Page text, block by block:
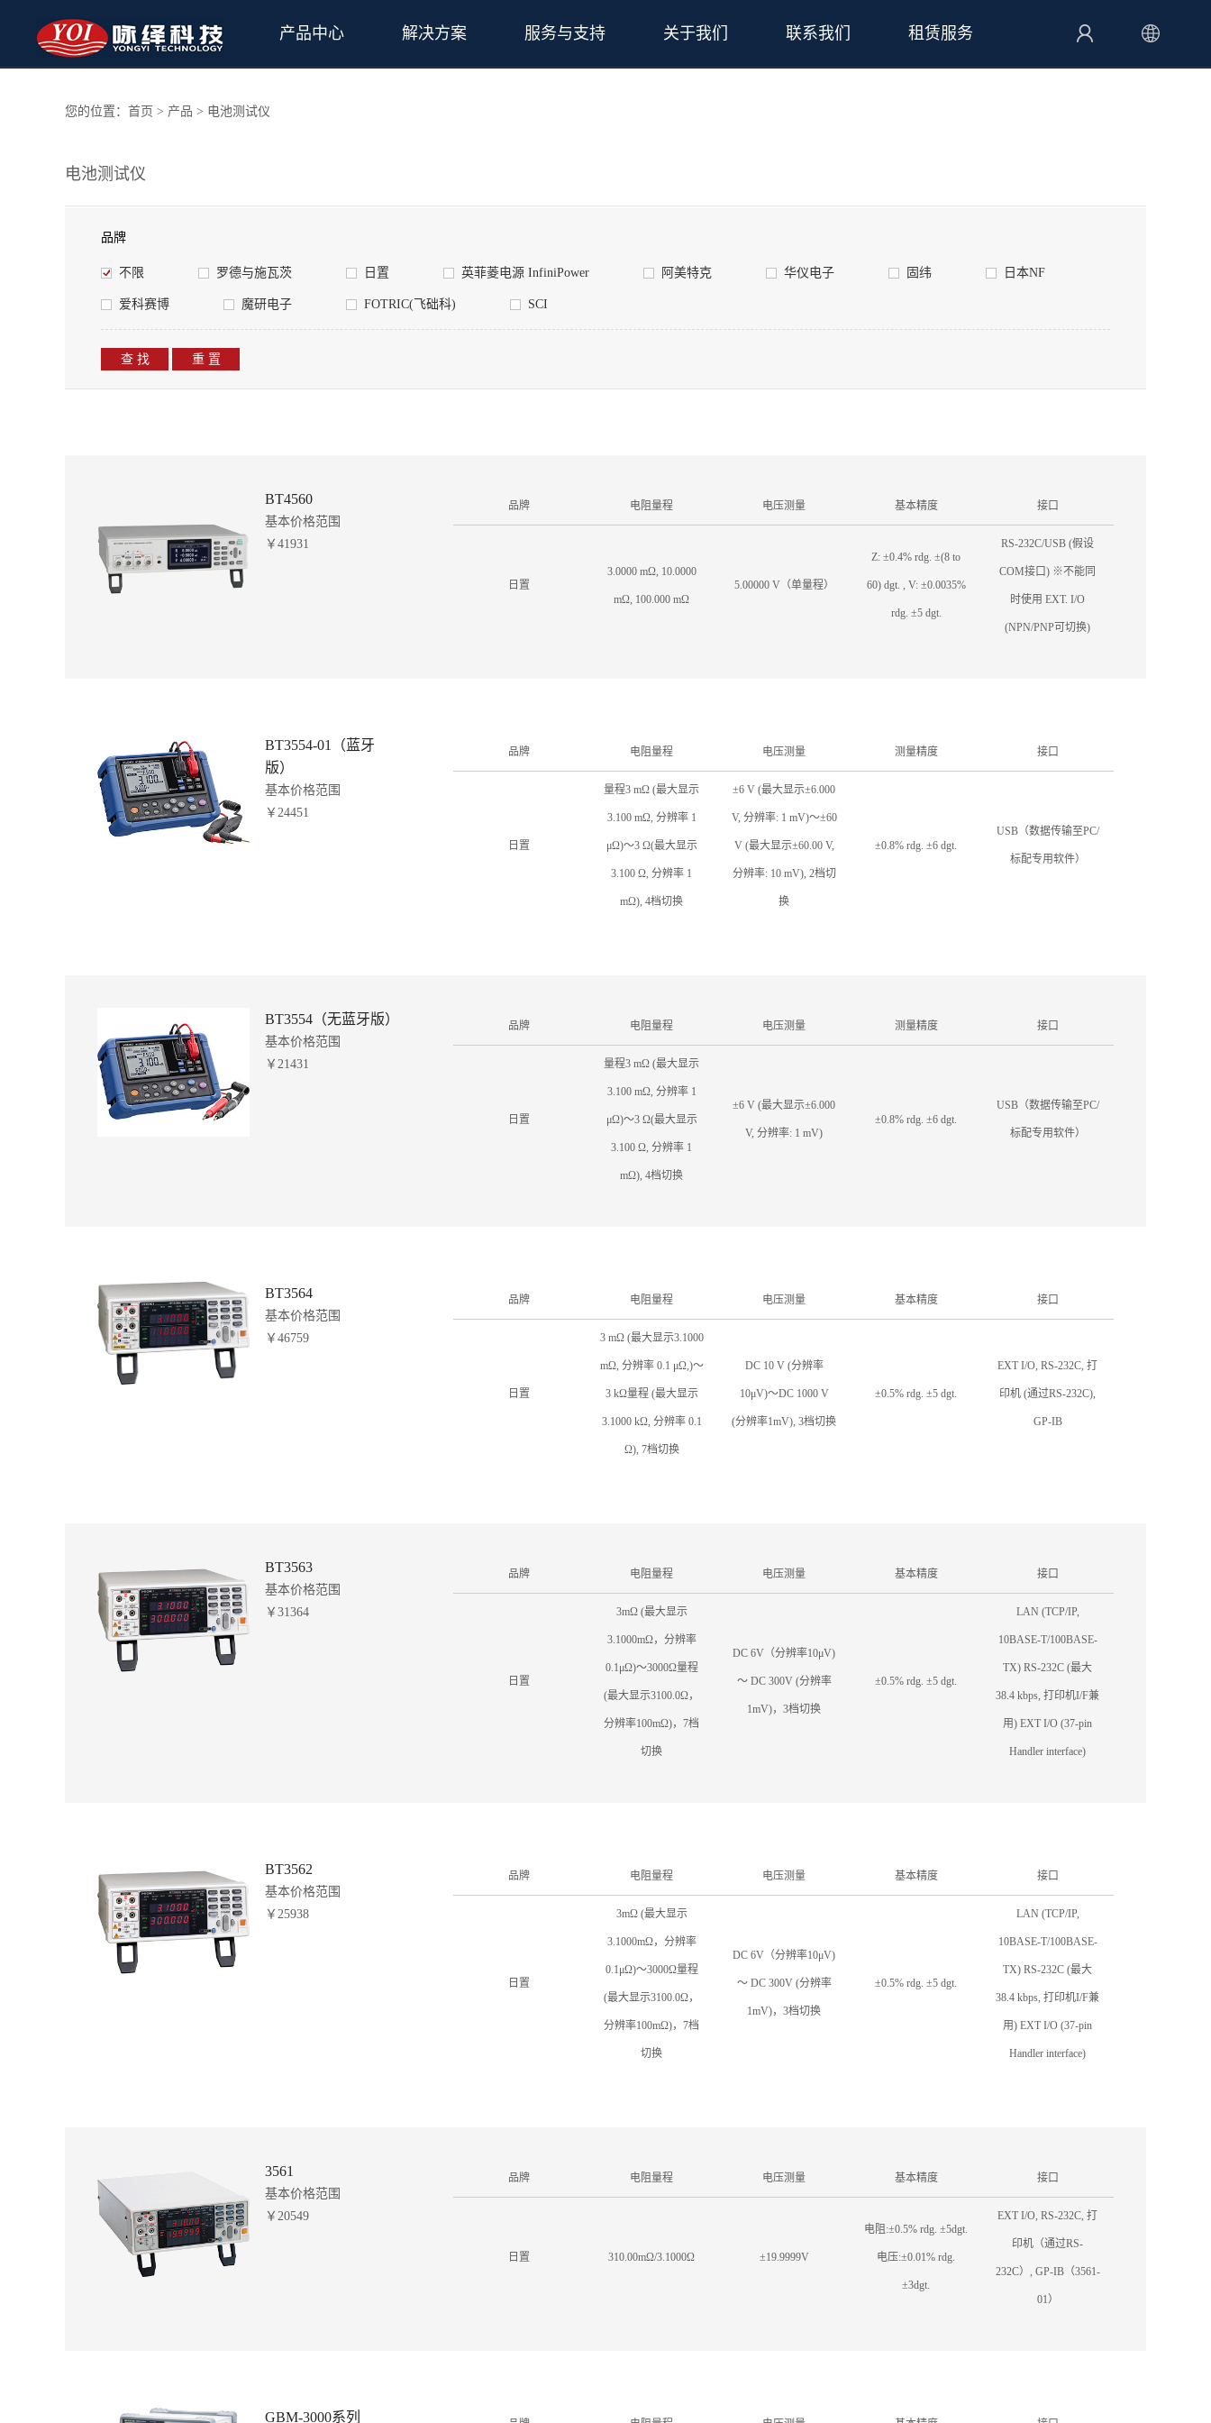
产品中心 解决方案 服务与支持 关于我们 联系我们 租赁服务
您的位置： 首页 > 产品 > 电池测试仪
电池测试仪
品牌
不限 罗德与施瓦茨 日置 英菲菱电源 InfiniPower 阿美特克 华仪电子 固纬 日本NF
爱科赛博 魔研电子 FOTRIC(飞础科) SCI
查 找 重 置
BT4560
基本价格范围
￥41931
品牌 电阻量程 电压测量 基本精度 接口
日置
3.0000 mΩ, 10.0000
mΩ, 100.000 mΩ
5.00000 V（单量程）
Z: ±0.4% rdg. ±(8 to
60) dgt. , V: ±0.0035%
rdg. ±5 dgt.
RS-232C/USB (假设
COM接口) ※不能同
时使用 EXT. I/O
(NPN/PNP可切换)
BT3554-01（蓝牙
版）
基本价格范围
￥24451
品牌 电阻量程 电压测量 测量精度 接口
日置
量程3 mΩ (最大显示
3.100 mΩ, 分辨率 1
μΩ)～3 Ω(最大显示
3.100 Ω, 分辨率 1
mΩ), 4档切换
±6 V (最大显示±6.000
V, 分辨率: 1 mV)～±60
V (最大显示±60.00 V,
分辨率: 10 mV), 2档切
换
±0.8% rdg. ±6 dgt.
USB（数据传输至PC/
标配专用软件）
BT3554（无蓝牙版）
基本价格范围
￥21431
品牌 电阻量程 电压测量 测量精度 接口
日置
量程3 mΩ (最大显示
3.100 mΩ, 分辨率 1
μΩ)～3 Ω(最大显示
3.100 Ω, 分辨率 1
mΩ), 4档切换
±6 V (最大显示±6.000
V, 分辨率: 1 mV)
±0.8% rdg. ±6 dgt.
USB（数据传输至PC/
标配专用软件）
BT3564
基本价格范围
￥46759
品牌 电阻量程 电压测量 基本精度 接口
日置
3 mΩ (最大显示3.1000
mΩ, 分辨率 0.1 μΩ,)〜
3 kΩ量程 (最大显示
3.1000 kΩ, 分辨率 0.1
Ω), 7档切换
DC 10 V (分辨率
10μV)〜DC 1000 V
(分辨率1mV), 3档切换
±0.5% rdg. ±5 dgt.
EXT I/O, RS-232C, 打
印机 (通过RS-232C),
GP-IB
BT3563
基本价格范围
￥31364
品牌 电阻量程 电压测量 基本精度 接口
日置
3mΩ (最大显示
3.1000mΩ，分辨率
0.1μΩ)～3000Ω量程
(最大显示3100.0Ω，
分辨率100mΩ)，7档
切换
DC 6V（分辨率10μV)
～ DC 300V (分辨率
1mV)，3档切换
±0.5% rdg. ±5 dgt.
LAN (TCP/IP,
10BASE-T/100BASE-
TX) RS-232C (最大
38.4 kbps, 打印机I/F兼
用) EXT I/O (37-pin
Handler interface)
BT3562
基本价格范围
￥25938
品牌 电阻量程 电压测量 基本精度 接口
日置
3mΩ (最大显示
3.1000mΩ，分辨率
0.1μΩ)～3000Ω量程
(最大显示3100.0Ω，
分辨率100mΩ)，7档
切换
DC 6V（分辨率10μV)
～ DC 300V (分辨率
1mV)，3档切换
±0.5% rdg. ±5 dgt.
LAN (TCP/IP,
10BASE-T/100BASE-
TX) RS-232C (最大
38.4 kbps, 打印机I/F兼
用) EXT I/O (37-pin
Handler interface)
3561
基本价格范围
￥20549
品牌 电阻量程 电压测量 基本精度 接口
日置 310.00mΩ/3.1000Ω ±19.9999V
电阻:±0.5% rdg. ±5dgt.
电压:±0.01% rdg.
±3dgt.
EXT I/O, RS-232C, 打
印机（通过RS-
232C）, GP-IB（3561-
01）
GBM-3000系列